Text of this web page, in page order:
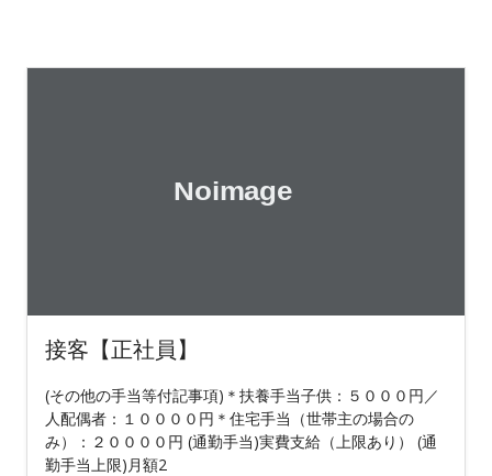
接客【正社員】
(その他の手当等付記事項)＊扶養手当子供：５０００円／
人配偶者：１００００円＊住宅手当（世帯主の場合の
み）：２００００円 (通勤手当)実費支給（上限あり） (通
勤手当上限)月額2